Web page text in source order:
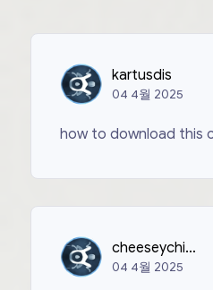
kartusdis
04 4월 2025
how to download this
cheeseychicken69
04 4월 2025